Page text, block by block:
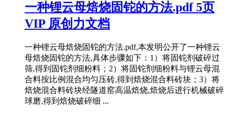
一种锂云母焙烧固铊的方法.pdf 5页
VIP 原创力文档
一种锂云母焙烧固铊的方法.pdf,本发明公开了一种锂云
母焙烧固铊的方法,具体步骤如下：1）将固铊剂破碎过
筛,得到固铊剂细粉料；2）将固铊剂细粉料与锂云母混
合料按比例混合均匀压砖,得到焙烧混合料砖块；3）将
焙烧混合料砖块经隧道窑高温焙烧,焙烧后进行机械破碎
球磨,得到焙烧破碎细 ...